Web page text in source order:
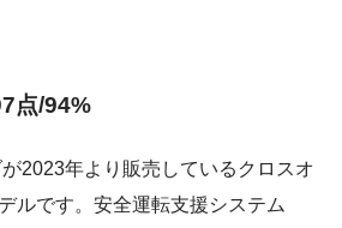
/94%
が2023年より販売しているクロスオ
ルです。安全運転支援システム